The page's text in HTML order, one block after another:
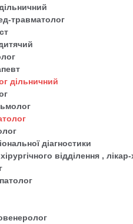
травматолог
дільничний
діагностики
відділення , лікар-